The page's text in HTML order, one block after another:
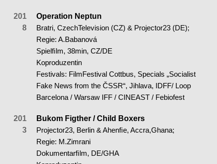
201
8
Operation Neptun
Bratri, CzechTelevision (CZ) & Projector23 (DE);
Regie: A.Babanová
Spielﬁlm, 38min, CZ/DE
Koproduzentin
Festivals: FilmFestival Cottbus, Specials „Socialist
Fake News from the ČSSR“, Jihlava, IDFF/ Loop
Barcelona / Warsaw IFF / CINEAST / Febiofest
201
3
Bukom Figther / Child Boxers
Projector23, Berlin & Ahenﬁe, Accra,Ghana;
Regie: M.Zimrani
Dokumentarﬁlm, DE/GHA